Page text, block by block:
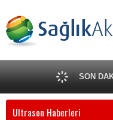
SON
Ultrason Haberleri